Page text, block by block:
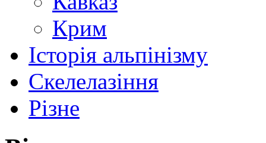
Крим
Історія альпінізму
Скелелазіння
Різне